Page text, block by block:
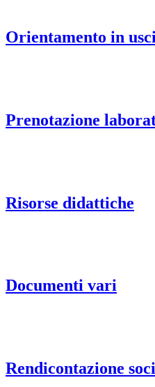
Orientamento in
Prenotazione
Risorse didattiche
Documenti vari
Rendicontazione